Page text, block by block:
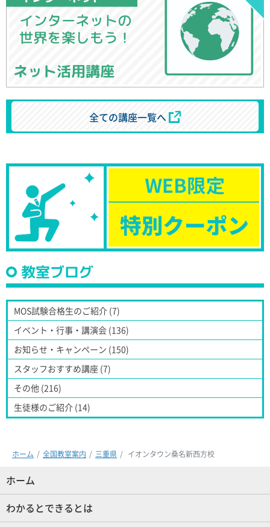
ネット活用講座
全ての講座一覧へ
教室ブログ
MOS試験合格生のご紹介 (7)
イベント・行事・講演会 (136)
お知らせ・キャンペーン (150)
スタッフおすすめ講座 (7)
その他 (216)
生徒様のご紹介 (14)
ホーム 全国教室案内 三重県 イオンタウン桑名新西方校
ホーム
わかるとできるとは